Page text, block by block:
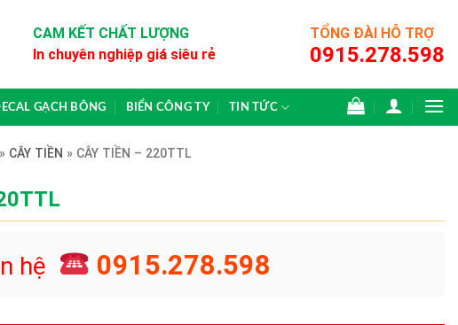
CAM KẾT CHẤT LƯỢNG
In chuyên nghiệp giá siêu rẻ
TỔNG ĐÀI HỖ TRỢ
0915.278.598
GẠCH BÔNG BIỂN CÔNG TY TIN TỨC
» CÂY TIỀN » CÂY TIỀN – 220TTL
hệ 0915.278.598